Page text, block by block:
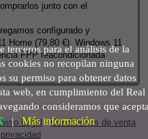
para el análisis de la
cookies no recopilan ninguna
su permiso para obtener datos
web, en cumplimiento del Real
consideramos que
| Más información
junto con el
configurado y
Home (79,80 €). Windows 11
FPP reacondicionada
Legal -Condiciones de venta